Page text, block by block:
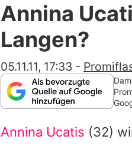
Annina
Langen?
05.11.11, 17:33 -
Annina Ucatis (32)